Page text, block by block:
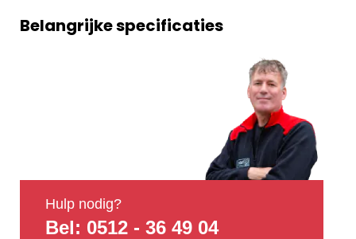
Belangrijke specificaties
Hulp nodig?
Bel: 0512 - 36 49 04